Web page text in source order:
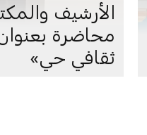
الأرشيف
محاضرة
ثقافي حي»